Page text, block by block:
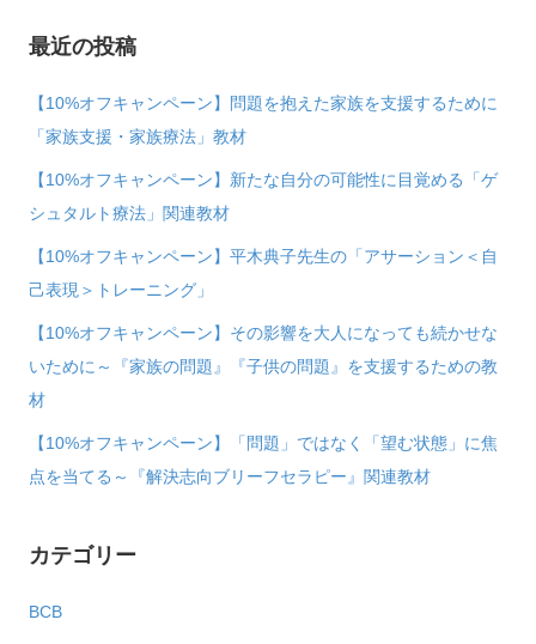
最近の投稿
【10%オフキャンペーン】問題を抱えた家族を支援するために
「家族支援・家族療法」教材
【10%オフキャンペーン】新たな自分の可能性に目覚める「ゲ
シュタルト療法」関連教材
【10%オフキャンペーン】平木典子先生の「アサーション＜自
己表現＞トレーニング」
【10%オフキャンペーン】その影響を大人になっても続かせな
いために～『家族の問題』『子供の問題』を支援するための教
材
【10%オフキャンペーン】「問題」ではなく「望む状態」に焦
点を当てる～『解決志向ブリーフセラピー』関連教材
カテゴリー
BCB